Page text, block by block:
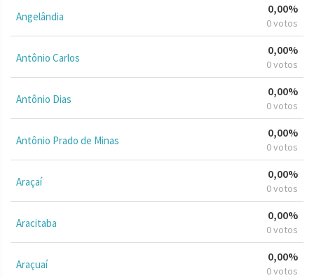
Angelândia
0,00%
0 votos
Antônio Carlos
0,00%
0 votos
Antônio Dias
0,00%
0 votos
Antônio Prado de Minas
0,00%
0 votos
Araçaí
0,00%
0 votos
Aracitaba
0,00%
0 votos
Araçuaí
0,00%
0 votos